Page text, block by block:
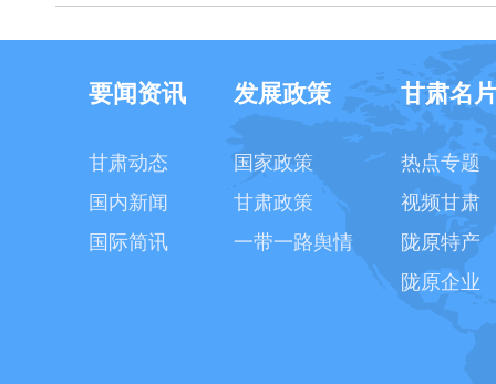
要闻资讯
甘肃动态
国内新闻
国际简讯
发展政策
国家政策
甘肃政策
一带一路舆情
甘肃名
热点专题
视频甘肃
陇原特产
陇原企业